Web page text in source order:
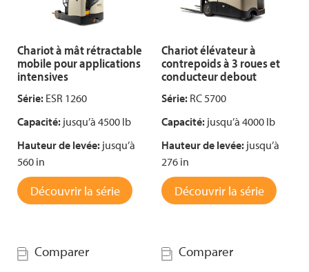
Chariot à mât rétractable
mobile pour applications
intensives
Série: ESR 1260
Capacité: jusqu’à 4500 lb
Hauteur de levée: jusqu’à
560 in
Découvrir la série
Chariot élévateur à
contrepoids à 3 roues et
conducteur debout
Série: RC 5700
Capacité: jusqu’à 4000 lb
Hauteur de levée: jusqu’à
276 in
Découvrir la série
Comparer Comparer